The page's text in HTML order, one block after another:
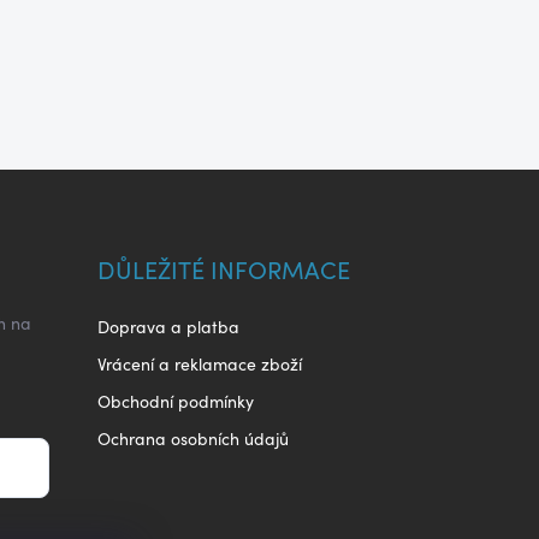
na
DŮLEŽITÉ INFORMACE
Doprava a platba
Vrácení a reklamace zboží
Obchodní podmínky
Ochrana osobních údajů